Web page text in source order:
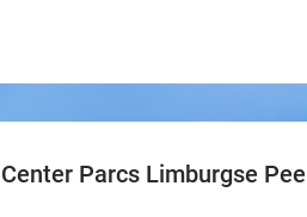
Center Parcs Limburgse